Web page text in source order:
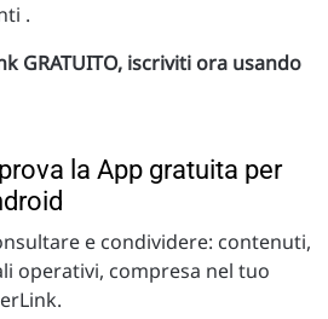
.
GRATUITO, iscriviti ora usando
la App gratuita per
e condividere: contenuti,
operativi, compresa nel tuo